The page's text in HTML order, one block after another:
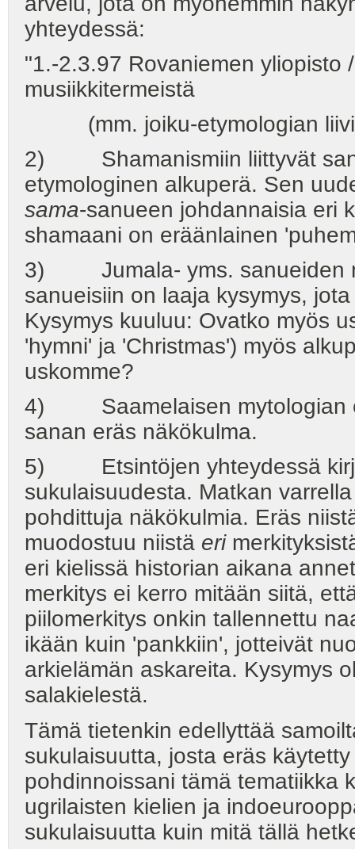
yhteydessä:
"1.-2.3.97 Rovaniemen yliopisto
musiikkitermeistä
(mm. joiku-etymologian
2) Shamanismiin liittyvät
etymologinen alkuperä. Sen
sama-sanueen johdannaisia eri
shamaani on eräänlainen
3) Jumala- yms. sanueiden
sanueisiin on laaja kysymys,
Kysymys kuuluu: Ovatko myös
'hymni' ja 'Christmas') myös
uskomme?
4) Saamelaisen mytologian
sanan eräs näkökulma.
5) Etsintöjen yhteydessä
sukulaisuudesta. Matkan
pohdittuja näkökulmia. Eräs
muodostuu niistä eri
eri kielissä historian aikana
merkitys ei kerro mitään siitä,
piilomerkitys onkin tallennettu
ikään kuin 'pankkiin', jotteivät
arkielämän askareita. Kysymys
salakielestä.
Tämä tietenkin edellyttää
sukulaisuutta, josta eräs
pohdinnoissani tämä tematiikka
ugrilaisten kielien ja
sukulaisuutta kuin mitä tällä